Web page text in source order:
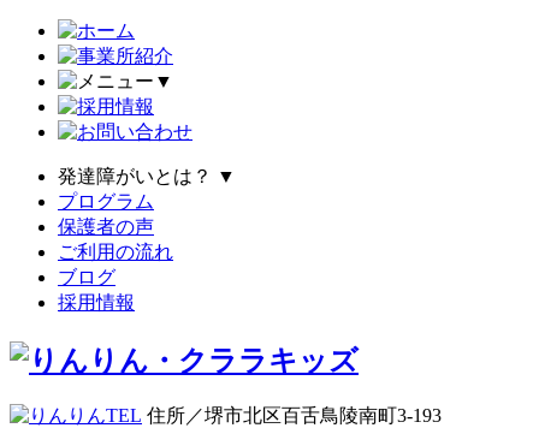
▼
発達障がいとは？
▼
プログラム
保護者の声
ご利用の流れ
ブログ
採用情報
住所／堺市北区百舌鳥陵南町3-193